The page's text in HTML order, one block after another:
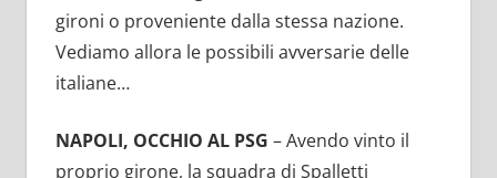
gironi o proveniente dalla stessa nazione.
Vediamo allora le possibili avversarie delle
italiane…
NAPOLI, OCCHIO AL PSG – Avendo vinto il
proprio girone, la squadra di Spalletti